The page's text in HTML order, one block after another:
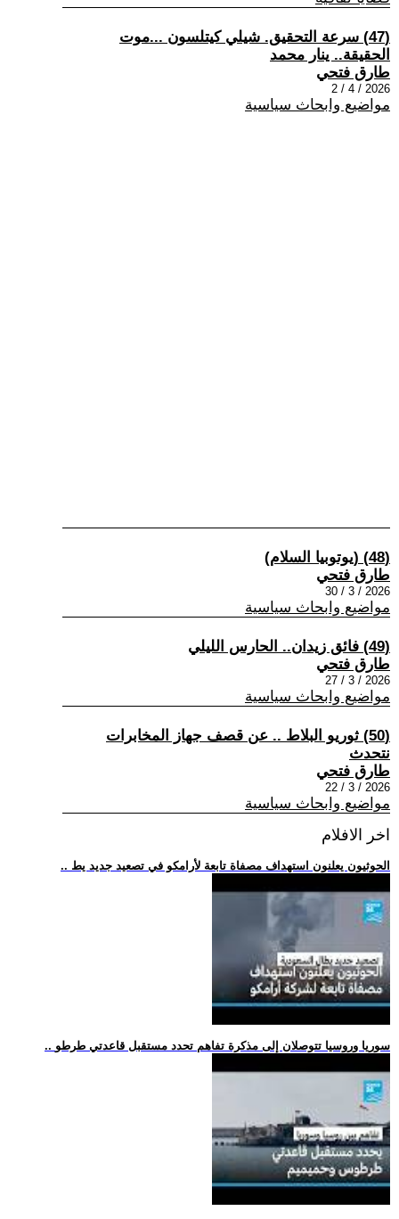
(47) سرعة التحقيق. شيلي كيتلسون ...موت
الحقيقة.. ينار محمد
طارق فتحي
2026 / 4 / 2
مواضيع وابحاث سياسية
(48) (يوتوبيا السلام)
طارق فتحي
2026 / 3 / 30
مواضيع وابحاث سياسية
(49) فائق زيدان.. الحارس الليلي
طارق فتحي
2026 / 3 / 27
مواضيع وابحاث سياسية
(50) ثوريو البلاط .. عن قصف جهاز المخابرات
نتحدث
طارق فتحي
2026 / 3 / 22
مواضيع وابحاث سياسية
اخر الافلام
.. الحوثيون يعلنون استهداف مصفاة تابعة لأرامكو في تصعيد جديد يط
.. سوريا وروسيا تتوصلان إلى مذكرة تفاهم تحدد مستقبل قاعدتي طرطو